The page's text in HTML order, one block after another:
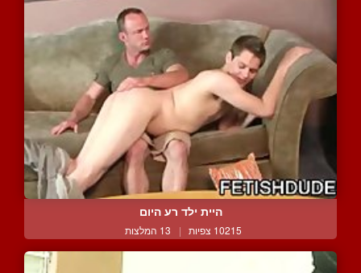
היית ילד רע היום
10215 צפיות | 13 המלצות